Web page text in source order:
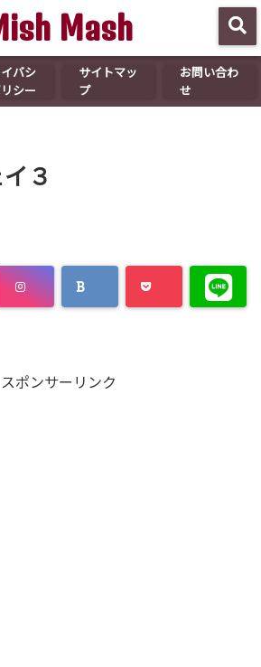
Mash
バシ
シー
サイトマッ
プ
お問い合わ
せ
３
スポンサーリンク